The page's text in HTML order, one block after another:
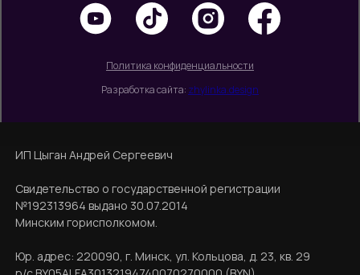
Политика конфиденциальности
Разработка сайта: zhylinka.design
ИП Цыган Андрей Сергеевич
Свидетельство о государственной регистрации
№192313964 выдано 30.07.2014
Минским горисполкомом.
Юр. адрес: 220090, г. Минск, ул. Кольцова, д. 23, кв. 29